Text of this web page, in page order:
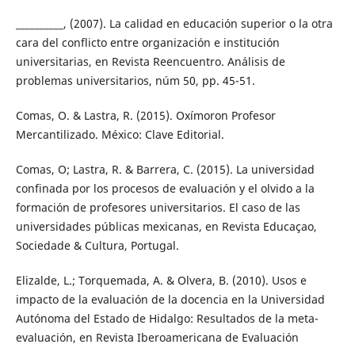
__________, (2007). La calidad en educación superior o la otra
cara del conflicto entre organización e institución
universitarias, en Revista Reencuentro. Análisis de
problemas universitarios, núm 50, pp. 45-51.
Comas, O. & Lastra, R. (2015). Oxímoron Profesor
Mercantilizado. México: Clave Editorial.
Comas, O; Lastra, R. & Barrera, C. (2015). La universidad
confinada por los procesos de evaluación y el olvido a la
formación de profesores universitarios. El caso de las
universidades públicas mexicanas, en Revista Educaçao,
Sociedade & Cultura, Portugal.
Elizalde, L.; Torquemada, A. & Olvera, B. (2010). Usos e
impacto de la evaluación de la docencia en la Universidad
Autónoma del Estado de Hidalgo: Resultados de la meta-
evaluación, en Revista Iberoamericana de Evaluación